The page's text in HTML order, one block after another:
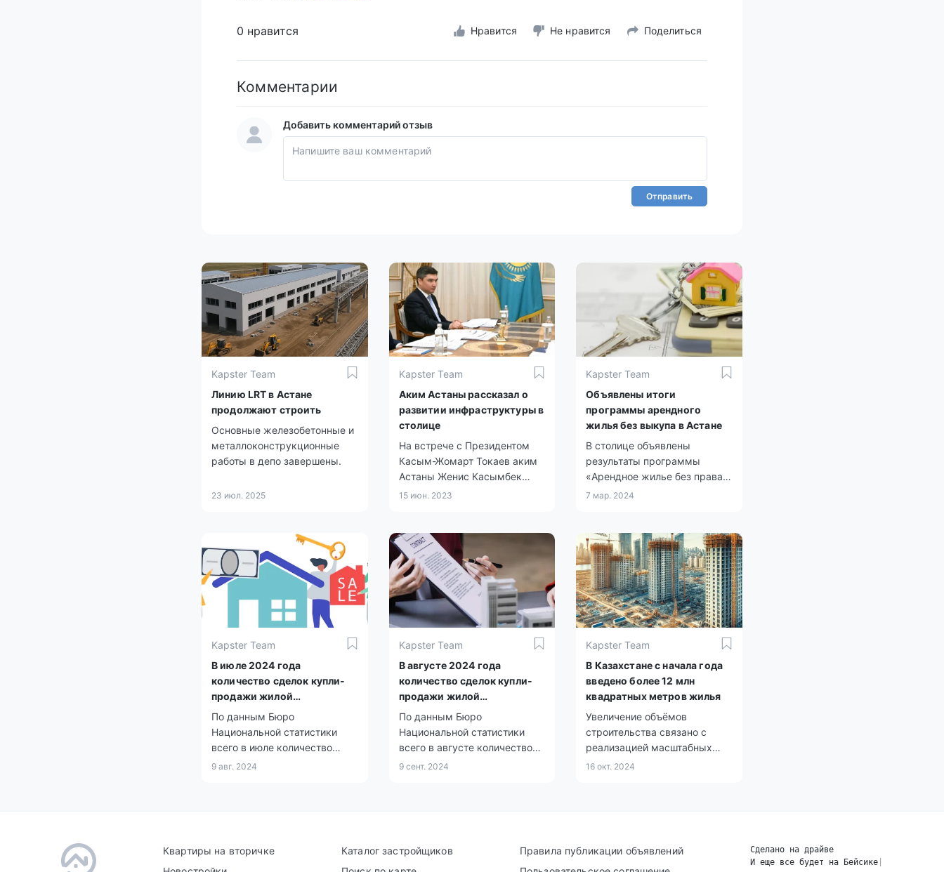
0 нравится Нравится Не нравится Поделиться
Комментарии
Добавить комментарий отзыв
Отправить
Kapster Team
Линию LRT в Астане
продолжают строить
Основные железобетонные и
металлоконструкционные
работы в депо завершены.
23 июл. 2025
Kapster Team
Аким Астаны рассказал о
развитии инфраструктуры в
столице
На встрече с Президентом
Касым-Жомарт Токаев аким
Астаны Женис Касымбек
предоставил отчет о
столицы.
15 июн. 2023
Kapster Team
Объявлены итоги
программы арендного
жилья без выкупа в Астане
В столице объявлены
результаты программы
«Арендное жилье без права
выкупа» для многодетных
родителей, а также для
социально уязвимых групп
населения.
7 мар. 2024
Kapster Team
В июле 2024 года
количество сделок купли-
продажи жилой
недвижимости увеличилось
на 21,7%
По данным Бюро
Национальной статистики
всего в июле количество
зарегистрированных сделок
многоквартирных домах.
9 авг. 2024
Kapster Team
В августе 2024 года
количество сделок купли-
продажи жилой
недвижимости увеличилось
на 1,8%
По данным Бюро
Национальной статистики
всего в августе количество
зарегистрированных сделок
9 сент. 2024
Kapster Team
В Казахстане с начала года
введено более 12 млн
квадратных метров жилья
Увеличение объёмов
строительства связано с
реализацией масштабных
государственных программ в
16 окт. 2024
Квартиры на вторичке
Каталог застройщиков
Правила публикации объявлений
Сделано на драйве
И еще все будет на Бейсике